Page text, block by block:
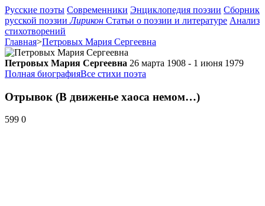
Русские поэты Современники Энциклопедия поэзии Сборник
русской поэзии Лирикон Статьи о поэзии и литературе Анализ
стихотворений
Главная>Петровых Мария Сергеевна
Петровых Мария Сергеевна 26 марта 1908 - 1 июня 1979
Полная биографияВсе стихи поэта
Отрывок (В движенье хаоса немом…)
599 0